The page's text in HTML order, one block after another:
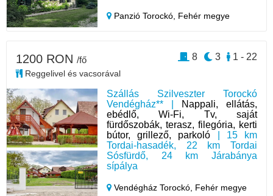
Panzió Torockó, Fehér megye
Szállás Szilveszter Torockó
Vendégház** |
Nappali, ellátás,
ebédlő, Wi-Fi, Tv, saját
fürdőszobák, terasz, filegória, kerti
bútor, grillező, parkoló | 15 km
Tordai-hasadék, 22 km Tordai
Sósfürdő, 24 km Járabánya
sípálya
Vendégház Torockó, Fehér megye
1200 RON /fő
Reggelivel és vacsorával
1 - 22
3
8